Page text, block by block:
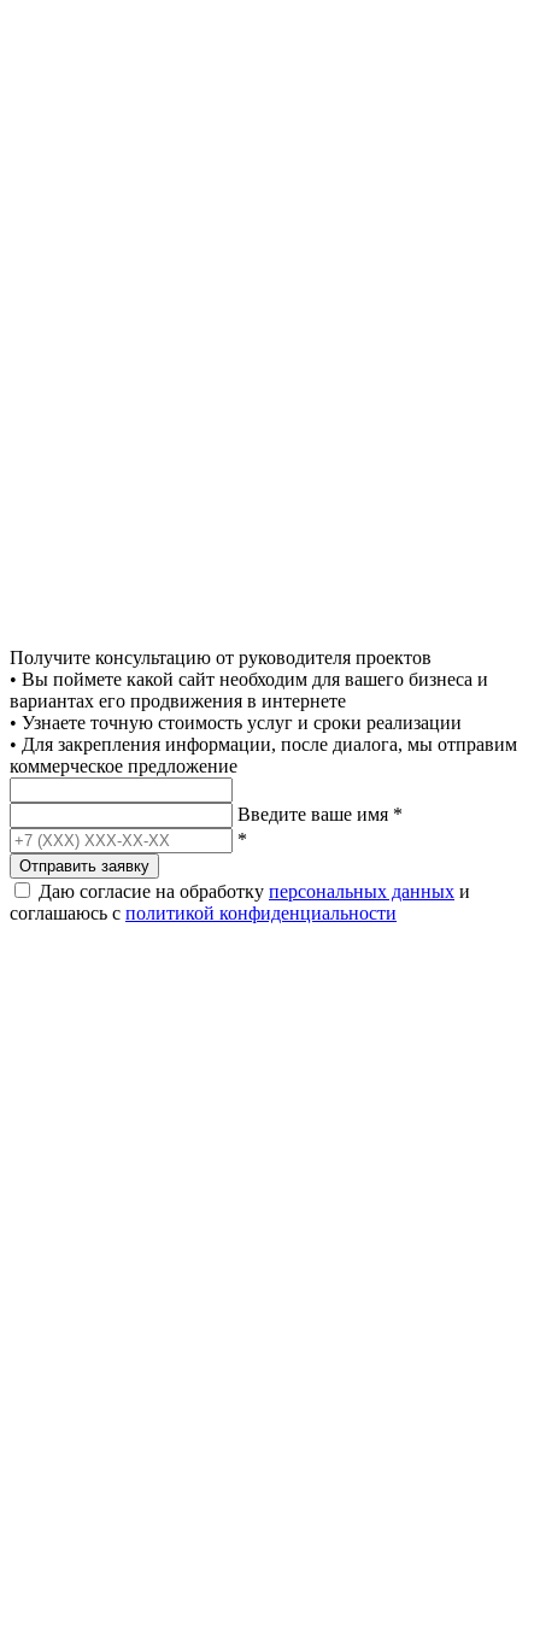
Получите консультацию от руководителя проектов
• Вы поймете какой сайт необходим для вашего бизнеса и
вариантах его продвижения в интернете
• Узнаете точную стоимость услуг и сроки реализации
• Для закрепления информации, после диалога, мы отправим
коммерческое предложение
Введите ваше имя *
*
Отправить заявку
Даю согласие на обработку персональных данных и
соглашаюсь с политикой конфиденциальности